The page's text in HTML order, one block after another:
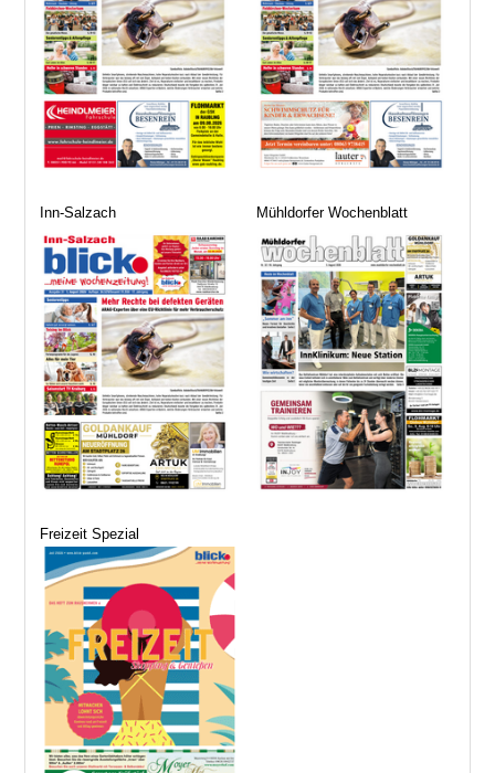
Inn-Salzach Mühldorfer Wochenblatt
Freizeit Spezial